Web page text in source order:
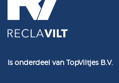
Is onderdeel van TopViltjes B.V.